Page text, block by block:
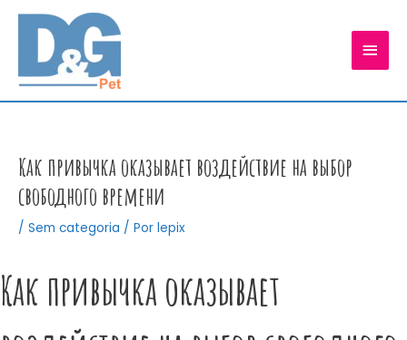
conteúdo
Как привычка оказывает воздействие на выбор
свободного времени
/ Sem categoria / Por lepix
Как привычка оказывает